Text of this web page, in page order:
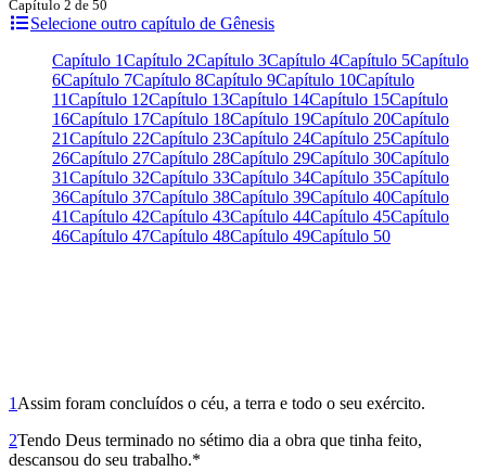
Capítulo 2 de 50
Selecione outro capítulo de Gênesis
Capítulo 1Capítulo 2Capítulo 3Capítulo 4Capítulo 5Capítulo
6Capítulo 7Capítulo 8Capítulo 9Capítulo 10Capítulo
11Capítulo 12Capítulo 13Capítulo 14Capítulo 15Capítulo
16Capítulo 17Capítulo 18Capítulo 19Capítulo 20Capítulo
21Capítulo 22Capítulo 23Capítulo 24Capítulo 25Capítulo
26Capítulo 27Capítulo 28Capítulo 29Capítulo 30Capítulo
31Capítulo 32Capítulo 33Capítulo 34Capítulo 35Capítulo
36Capítulo 37Capítulo 38Capítulo 39Capítulo 40Capítulo
41Capítulo 42Capítulo 43Capítulo 44Capítulo 45Capítulo
46Capítulo 47Capítulo 48Capítulo 49Capítulo 50
1 Assim foram concluídos o céu, a ter­ra e todo o seu exército.
2Tendo Deus terminado no sétimo dia a obra que tinha feito,
descansou do seu trabalho.*